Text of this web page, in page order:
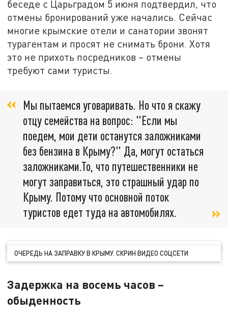
беседе с Царьградом 5 июня подтвердил, что
отмены бронирований уже начались. Сейчас
многие крымские отели и санатории звонят
турагентам и просят не снимать брони. Хотя
это не прихоть посредников – отмены
требуют сами туристы.
Мы пытаемся уговаривать. Но что я скажу
отцу семейства на вопрос: "Если мы
поедем, мои дети останутся заложниками
без бензина в Крыму?" Да, могут остаться
заложниками.То, что путешественники не
могут заправиться, это страшный удар по
Крыму. Потому что основной поток
туристов едет туда на автомобилях.
ОЧЕРЕДЬ НА ЗАПРАВКУ В КРЫМУ. СКРИН ВИДЕО СОЦСЕТИ
Задержка на восемь часов –
обыденность